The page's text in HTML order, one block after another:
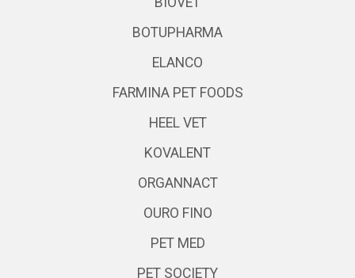
BOTUPHARMA
ELANCO
FARMINA PET FOODS
HEEL VET
KOVALENT
ORGANNACT
OURO FINO
PET MED
PET SOCIETY